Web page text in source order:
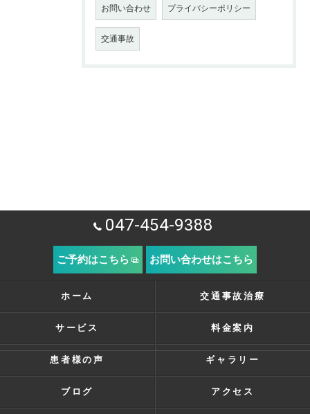
お問い合わせ プライバシーポリシー
交通事故
047-454-9388
ご予約はこちら お問い合わせはこちら
ホーム 交通事故治療
サービス 料金案内
患者様の声 ギャラリー
ブログ アクセス